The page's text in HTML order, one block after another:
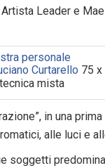
Artista Leader e
Curtarello 75 x
mista
in una
alle luci e
soggetti